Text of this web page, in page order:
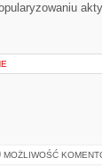
MOŻLIWOŚĆ